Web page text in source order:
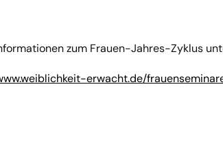
zum Frauen-Jahres-Zyklus
erwacht.de/